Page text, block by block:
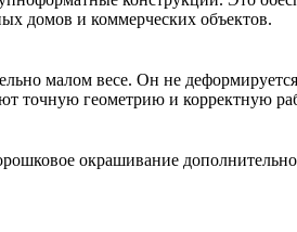
домов и коммерческих объектов.
малом весе. Он не
точную геометрию и корректную
окрашивание